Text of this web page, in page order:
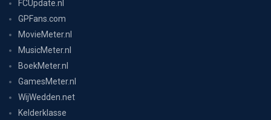
FCUpdate.nl
GPFans.com
MovieMeter.nl
MusicMeter.nl
BoekMeter.nl
GamesMeter.nl
WijWedden.net
Kelderklasse